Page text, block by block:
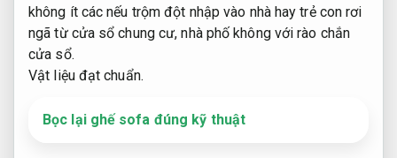
không ít các nếu trộm đột nhập vào nhà hay trẻ con rơi
ngã từ cửa sổ chung cư, nhà phố không với rào chắn
cửa sổ.
Vật liệu đạt chuẩn.
Bọc lại ghế sofa đúng kỹ thuật